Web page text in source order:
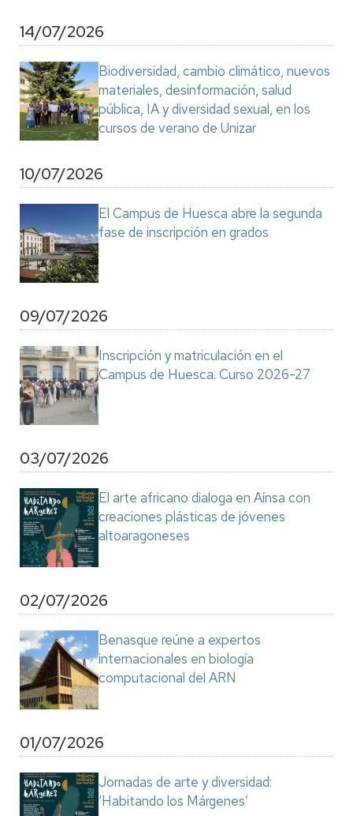
14/07/2026
Biodiversidad, cambio climático, nuevos
materiales, desinformación, salud
pública, IA y diversidad sexual, en los
cursos de verano de Unizar
10/07/2026
El Campus de Huesca abre la segunda
fase de inscripción en grados
09/07/2026
Inscripción y matriculación en el
Campus de Huesca. Curso 2026-27
03/07/2026
El arte africano dialoga en Aínsa con
creaciones plásticas de jóvenes
altoaragoneses
02/07/2026
Benasque reúne a expertos
internacionales en biología
computacional del ARN
01/07/2026
Jornadas de arte y diversidad:
‘Habitando los Márgenes’